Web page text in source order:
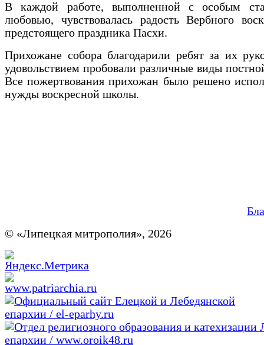
В каждой работе, выполненной с особым
любовью, чувствовалась радость Вербного
предстоящего праздника Пасхи.
Прихожане собора благодарили ребят за их
удовольствием пробовали различные виды
Все пожертвования прихожан было решено
нужды воскресной школы.
© «Липецкая митрополия», 2026